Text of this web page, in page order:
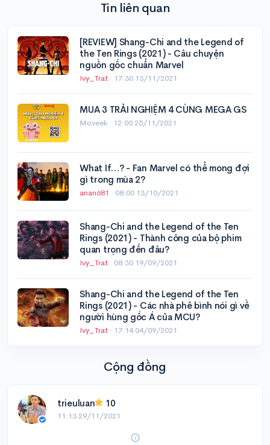
Tin liên quan
[REVIEW] Shang-Chi and the Legend of
the Ten Rings (2021) - Câu chuyện
nguồn gốc chuẩn Marvel
Ivy_Trat · 17:30 13/11/2021
MUA 3 TRẢI NGHIỆM 4 CÙNG MEGA GS
Moveek · 12:00 25/11/2021
What If…? - Fan Marvel có thể mong đợi
gì trong mùa 2?
anan681 · 08:00 13/10/2021
Shang-Chi and the Legend of the Ten
Rings (2021) - Thành công của bộ phim
quan trọng đến đâu?
Ivy_Trat · 08:30 19/09/2021
Shang-Chi and the Legend of the Ten
Rings (2021) - Các nhà phê bình nói gì về
người hùng gốc Á của MCU?
Ivy_Trat · 17:14 04/09/2021
Cộng đồng
trieuluan 10
11:13 29/11/2021